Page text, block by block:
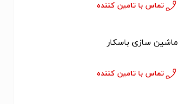
تماس با تامین کننده
ماشین سازی باسکار
تماس با تامین کننده